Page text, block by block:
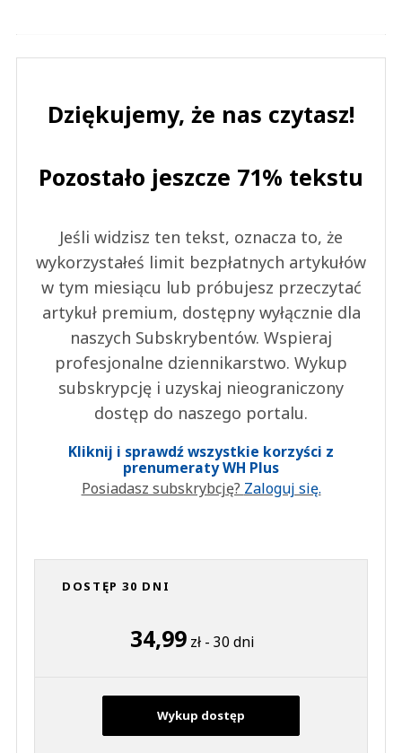
Dziękujemy, że nas czytasz!
Pozostało jeszcze 71% tekstu
Jeśli widzisz ten tekst, oznacza to, że
wykorzystałeś limit bezpłatnych artykułów
w tym miesiącu lub próbujesz przeczytać
artykuł premium, dostępny wyłącznie dla
naszych Subskrybentów. Wspieraj
profesjonalne dziennikarstwo. Wykup
subskrypcję i uzyskaj nieograniczony
dostęp do naszego portalu.
Kliknij i sprawdź wszystkie korzyści z
prenumeraty WH Plus
Posiadasz subskrybcję? Zaloguj się.
DOSTĘP 30 DNI
34,99 zł - 30 dni
Wykup dostęp